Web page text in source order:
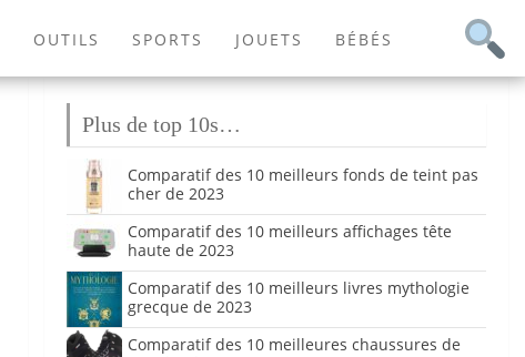
OUTILS SPORTS JOUETS BÉBÉS
Plus de top 10s…
Comparatif des 10 meilleurs fonds de teint pas
cher de 2023
Comparatif des 10 meilleurs affichages tête
haute de 2023
Comparatif des 10 meilleurs livres mythologie
grecque de 2023
Comparatif des 10 meilleures chaussures de